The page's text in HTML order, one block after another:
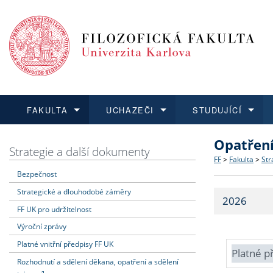
FAKULTA
Dozvědět se více
Struktura
Strategie
Fakultní
UCHAZEČI
Podat přihlášku
Co
Učitelské
STUDUJÍCÍ
Dozvědět se více
Dozvědět se více
O vědě a
Dozvědět se více
Aktuální
Strategie a další dokumenty
Bezpečnost
Strategické a dlouhodobé záměry
FF UK pro udržitelnost
Výroční zprávy
Platné vnitřní předpisy FF UK
Rozhodnutí a sdělení děkana, opatření a sdělení
FF > Fakulta >
2026
Platné